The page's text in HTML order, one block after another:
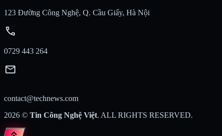
123 Đường Công Nghệ, Q. Cầu Giấy, Hà Nội
call
0729 443 264
mail
contact@technews.com
2026 © Tin Công Nghệ Việt. ALL RIGHTS RESERVED.